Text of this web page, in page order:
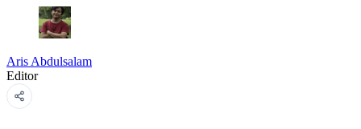
Aris Abdulsalam
Editor